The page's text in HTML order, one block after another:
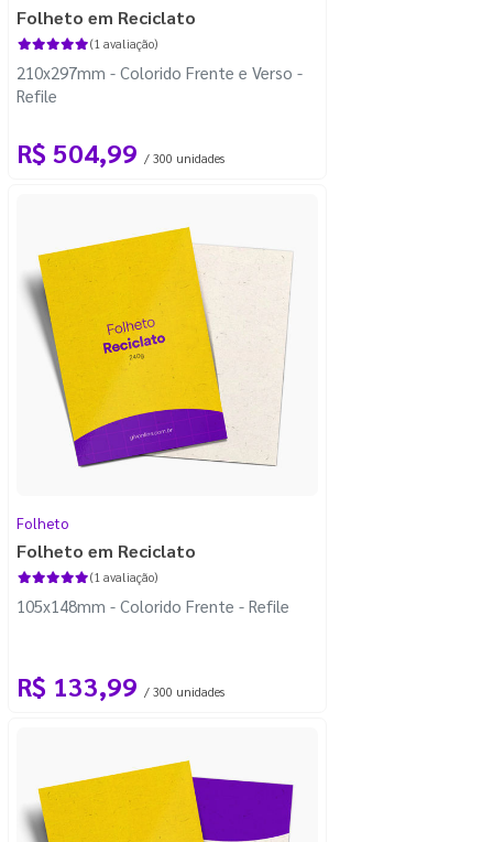
Folheto em Reciclato
(1 avaliação)
210x297mm - Colorido Frente e Verso -
Refile
R$ 504,99 / 300 unidades
Folheto
Folheto em Reciclato
(1 avaliação)
105x148mm - Colorido Frente - Refile
R$ 133,99 / 300 unidades